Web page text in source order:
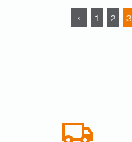
1 2 3